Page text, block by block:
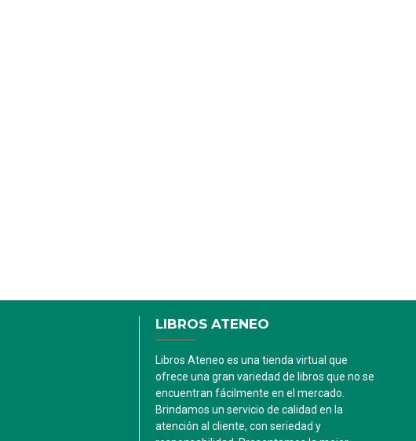
LIBROS ATENEO
Libros Ateneo es una tienda virtual que
ofrece una gran variedad de libros que no se
encuentran fácilmente en el mercado.
Brindamos un servicio de calidad en la
atención al cliente, con seriedad y